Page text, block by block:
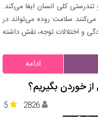
کلی انسان ایفا می‌کند.
سلامت روده می‌تواند در
و اختلالات توجه، نقش داشته
ادامه
خوردن بگیریم؟
5 2826